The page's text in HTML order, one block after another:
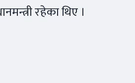
रहेका थिए ।